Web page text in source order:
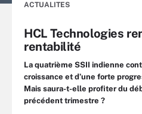
ACTUALITES
HCL Technologies
rentabilité
La quatrième SSII indienne
croissance et d’une forte
Mais saura-t-elle profiter du
précédent trimestre ?